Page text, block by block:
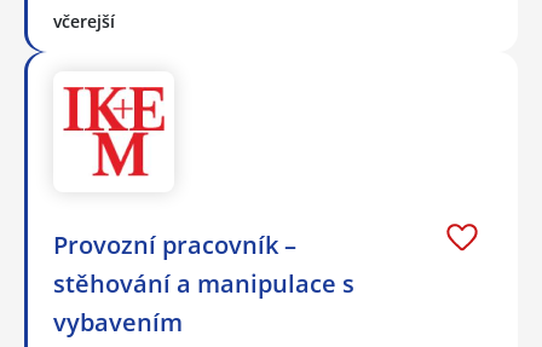
včerejší
Provozní pracovník –
stěhování a manipulace s
vybavením